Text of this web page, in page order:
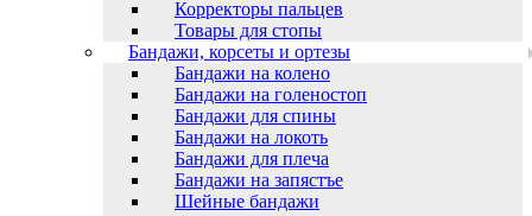
Корректоры пальцев
Товары для стопы
Бандажи, корсеты и ортезы
Бандажи на колено
Бандажи на голеностоп
Бандажи для спины
Бандажи на локоть
Бандажи для плеча
Бандажи на запястъе
Шейные бандажи